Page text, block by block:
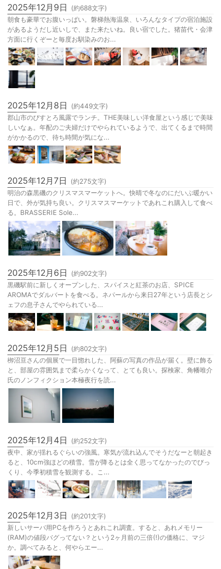
2025年12月9日 (約688文字)
朝食も豪華でお腹いっぱい。磐梯熱海温泉、いろんなタイプの宿泊施設
があるようだし近いしで、また来たいね。良い宿でした。猪苗代・会津
方面に行くぞーと毎度お馴染みのお...
2025年12月8日 (約449文字)
郡山市のびすとろ風露でランチ。THE美味しい洋食屋という感じで美味
しいなぁ。年配のご夫婦だけでやられているようで、出てくるまで時間
がかかるので、待ち時間が気にな...
2025年12月7日 (約275文字)
明治の森黒磯のクリスマスマーケットへ。快晴で冬なのにだいぶ暖かい
日で、外が気持ち良い。クリスマスマーケットであれこれ購入して食べ
る。BRASSERIE Sole...
2025年12月6日 (約902文字)
黒磯駅前に新しくオープンした、スパイスと紅茶のお店、SPICE
AROMAでダルバートを食べる。ネパールから来日27年という店長とシ
ェフの息子さんでやられている...
2025年12月5日 (約802文字)
栁沼亘さんの個展で一目惚れした、阿蘇の写真の作品が届く。壁に飾る
と、部屋の雰囲気まで柔らかくなって、とても良い。探検家、角幡唯介
氏のノンフィクション本極夜行を読...
2025年12月4日 (約252文字)
夜中、家が揺れるぐらいの強風。寒気が流れ込んでそうだなーと朝起き
ると、10cm強ほどの積雪。雪が降るとは全く思ってなかったのでびっ
くり、今季初積雪を観測する。こ...
2025年12月3日 (約201文字)
新しいサーバ用PCを作ろうとあれこれ調査。すると、あれメモリー
(RAM)の値段バグってない？という2ヶ月前の三倍(!)の価格に、マジ
か。調べてみると、何やらエー...